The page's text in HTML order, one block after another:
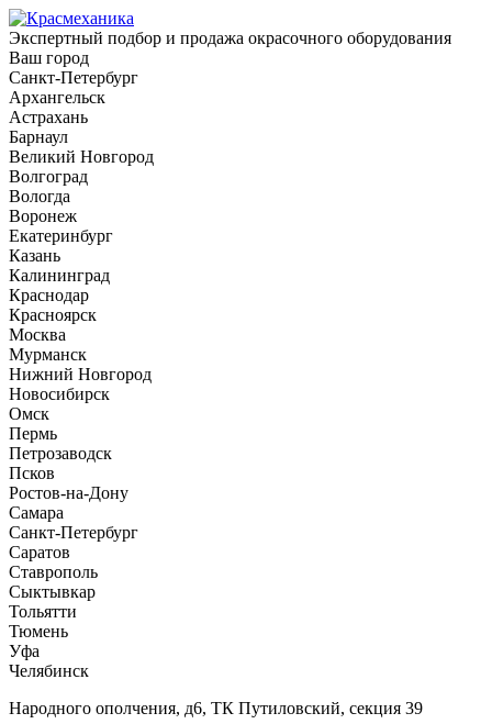
Экспертный подбор и продажа окрасочного оборудования
Ваш город
Санкт-Петербург
Архангельск
Астрахань
Барнаул
Великий Новгород
Волгоград
Вологда
Воронеж
Екатеринбург
Казань
Калининград
Краснодар
Красноярск
Москва
Мурманск
Нижний Новгород
Новосибирск
Омск
Пермь
Петрозаводск
Псков
Ростов-на-Дону
Самара
Санкт-Петербург
Саратов
Ставрополь
Сыктывкар
Тольятти
Тюмень
Уфа
Челябинск
Народного ополчения, д6, ТК Путиловский, секция 39